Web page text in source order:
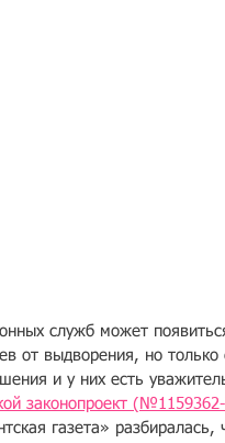
служб может
от выдв­орения, но
и у них есть
за­конопроект
газета»